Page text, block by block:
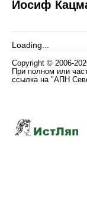
Иосиф
Loading...
Copyright © 2006-
При полном или
ссылка на "АПН